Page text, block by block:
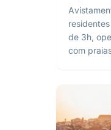
de 3h,
com